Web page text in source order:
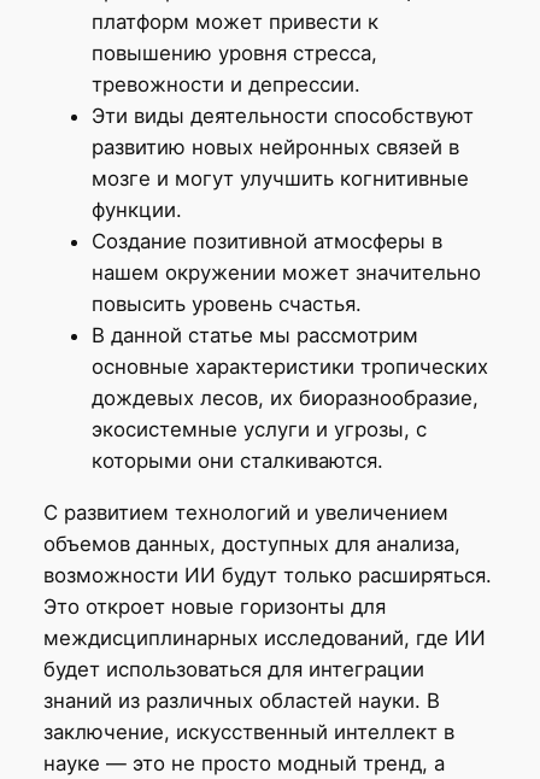
платформ может привести к
повышению уровня стресса,
тревожности и депрессии.
Эти виды деятельности способствуют
развитию новых нейронных связей в
мозге и могут улучшить когнитивные
функции.
Создание позитивной атмосферы в
нашем окружении может значительно
повысить уровень счастья.
В данной статье мы рассмотрим
основные характеристики тропических
дождевых лесов, их биоразнообразие,
экосистемные услуги и угрозы, с
которыми они сталкиваются.
С развитием технологий и увеличением
объемов данных, доступных для анализа,
возможности ИИ будут только расширяться.
Это откроет новые горизонты для
междисциплинарных исследований, где ИИ
будет использоваться для интеграции
знаний из различных областей науки. В
заключение, искусственный интеллект в
науке — это не просто модный тренд, а